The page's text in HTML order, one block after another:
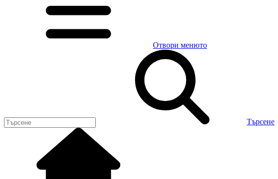
Отвори менюто
Търсене